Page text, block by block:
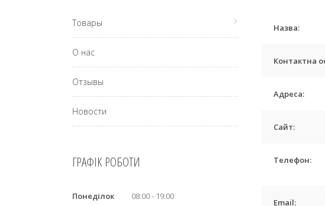
Товары
О нас
Отзывы
Новости
ГРАФІК РОБОТИ
Понеділок 08:00
19:00